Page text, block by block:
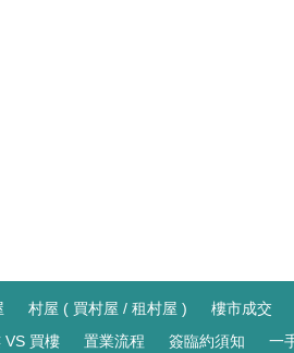
村屋 ( 買村屋 / 租村屋 ) 樓市成交
VS 買樓 置業流程 簽臨約須知 一